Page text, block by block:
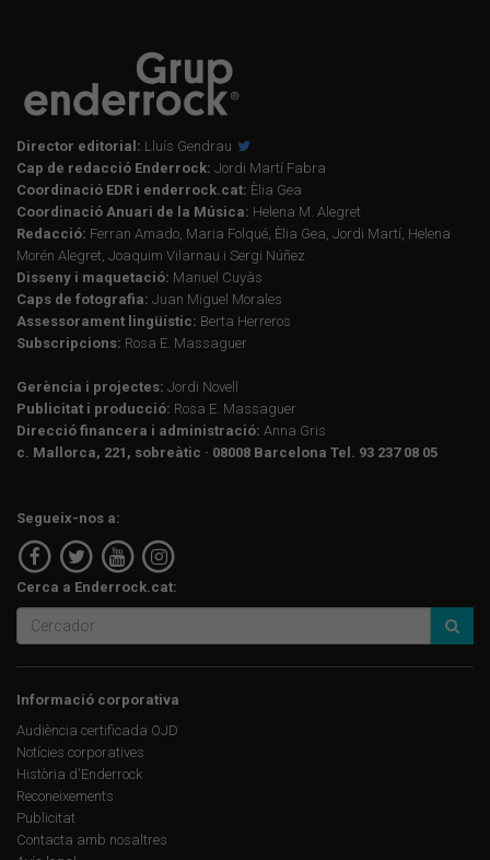
Director editorial: Lluís Gendrau
Cap de redacció Enderrock: Jordi Martí Fabra
Coordinació EDR i enderrock.cat: Èlia Gea
Coordinació Anuari de la Música: Helena M. Alegret
Redacció: Ferran Amado, Maria Folqué, Èlia Gea, Jordi Martí, Helena
Morén Alegret, Joaquim Vilarnau i Sergi Núñez
Disseny i maquetació: Manuel Cuyàs
Caps de fotografia: Juan Miguel Morales
Assessorament lingüístic: Berta Herreros
Subscripcions: Rosa E. Massaguer
Gerència i projectes: Jordi Novell
Publicitat i producció: Rosa E. Massaguer
Direcció financera i administració: Anna Gris
c. Mallorca, 221, sobreàtic · 08008 Barcelona Tel. 93 237 08 05
Segueix-nos a:
Cerca a Enderrock.cat:
Informació corporativa
Audiència certificada OJD
Notícies corporatives
Història d'Enderrock
Reconeixements
Publicitat
Contacta amb nosaltres